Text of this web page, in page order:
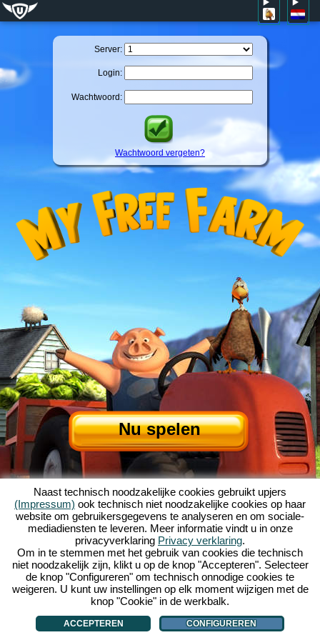
Server:
Login:
Wachtwoord:
Wachtwoord vergeten?
Nu spelen
Over My Free Farm|Het verhaal van dit browserspel|De mogelijkheden
AGV|Impressum|Privacybeleid|Regels| Forum|Support|
My Free Farm 2 App |Google Play|App Store|
Browsergames - Upjers.com| Cookies beheren
Naast technisch noodzakelijke cookies gebruikt upjers
(Impressum) ook technisch niet noodzakelijke cookies op haar
website om gebruikersgegevens te analyseren en om sociale-
mediadiensten te leveren. Meer informatie vindt u in onze
privacyverklaring Privacy verklaring.
Om in te stemmen met het gebruik van cookies die technisch
niet noodzakelijk zijn, klikt u op de knop "Accepteren". Selecteer
de knop "Configureren" om technisch onnodige cookies te
weigeren. U kunt uw instellingen op elk moment wijzigen met de
knop "Cookie" in de werkbalk.
ACCEPTEREN CONFIGUREREN